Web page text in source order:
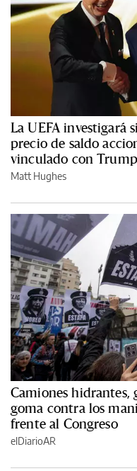
La UEFA investigará
precio de saldo
vinculado con Trump
Matt Hughes
Camiones hidrantes,
goma contra los
frente al Congreso
elDiarioAR